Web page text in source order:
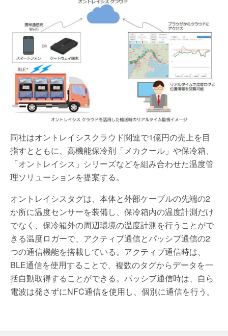
同社はオントレイシスクラウド関連で1億円の売上を目
指すとともに、高機能保冷剤「メカクール」や保冷箱、
「オントレイシス」シリーズなどを組み合わせた温度管
理ソリューションを提案する。
オントレイシスタグは、本体と外部ケーブルの先端の2
か所に温度センサーを装備し、保冷箱内の温度計測だけ
でなく、保冷箱外の周辺環境の温度計測を行うことがで
きる温度ロガーで、アクティブ通信とパッシブ通信の2
つの通信機能を搭載している。アクティブ通信時は、
BLE通信を使用することで、複数のタグからデータを一
括自動取得することができる。パッシブ通信時は、自ら
電波は発さずにNFC通信を使用し、個別に通信を行う。